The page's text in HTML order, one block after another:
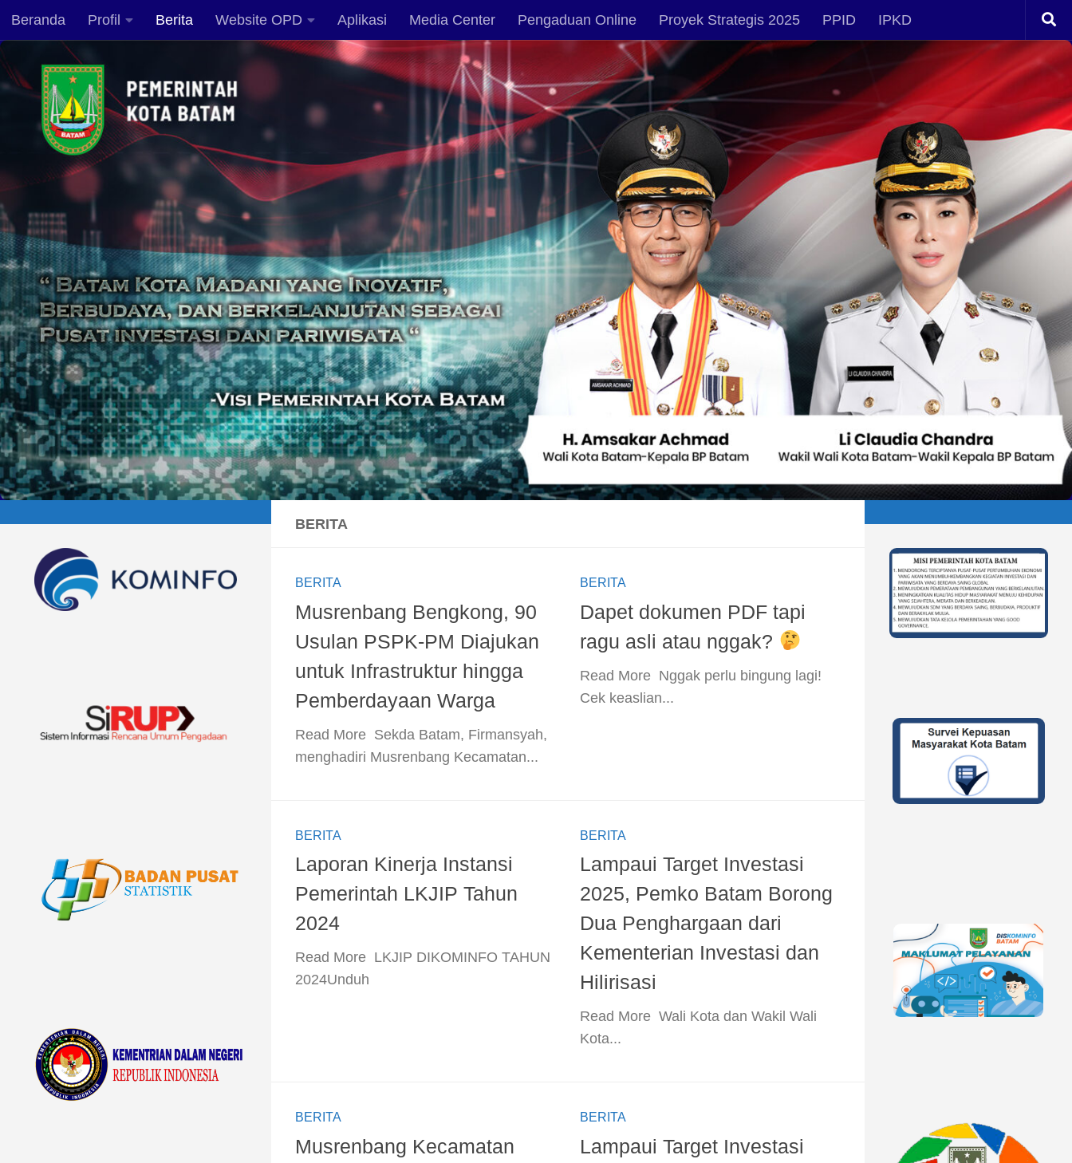
Skip to content
Beranda Profil Berita Website OPD Aplikasi Media Center Pengaduan Online Proyek Strategis 2025 PPID IPKD
BERITA
BERITA
Musrenbang Bengkong, 90
Usulan PSPK-PM Diajukan
untuk Infrastruktur hingga
Pemberdayaan Warga
​Read More ​ Sekda Batam, Firmansyah,
menghadiri Musrenbang Kecamatan...
BERITA
Dapet dokumen PDF tapi
ragu asli atau nggak?
​Read More ​ Nggak perlu bingung lagi!
Cek keaslian...
BERITA
Laporan Kinerja Instansi
Pemerintah LKJIP Tahun
2024
​Read More ​ LKJIP DIKOMINFO TAHUN
2024Unduh
BERITA
Lampaui Target Investasi
2025, Pemko Batam Borong
Dua Penghargaan dari
Kementerian Investasi dan
Hilirisasi
​Read More ​ Wali Kota dan Wakil Wali
Kota...
BERITA
Musrenbang Kecamatan
BERITA
Lampaui Target Investasi